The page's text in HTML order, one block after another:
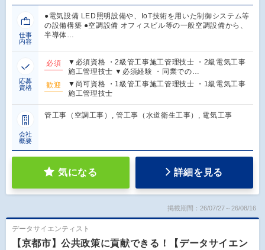
仕事
内容
●電気設備 LED照明設備や、IoT技術を用いた制御システム等
の設備構築 ●空調設備 オフィスビル等の一般空調設備から、
半導体…
応募
資格
必須
▼必須資格 ・2級管工事施工管理技士 ・2級電気工事
施工管理技士 ▼必須経験 ・同業での…
歓迎
▼尚可資格 ・1級管工事施工管理技士 ・1級電気工事
施工管理技士
会社
概要
管工事（空調工事）, 管工事（水道衛生工事）, 電気工事
気になる 詳細を見る
掲載期間：26/07/27～26/08/16
データサイエンティスト
【京都市】公共政策に貢献できる！【データサイエン